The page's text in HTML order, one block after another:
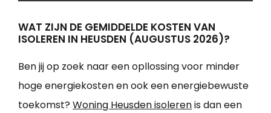
WAT ZIJN DE GEMIDDELDE KOSTEN VAN
ISOLEREN IN HEUSDEN (AUGUSTUS 2026)?
Ben jij op zoek naar een opllossing voor minder
hoge energiekosten en ook een energiebewuste
toekomst? Woning Heusden isolerenis dan een